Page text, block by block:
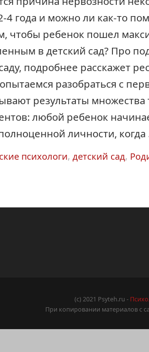
4 года и можно ли как-то
чтобы ребенок пошел
в детский сад? Про
подробнее расскажет
разобраться с
результаты множества
любой ребенок
личности,
психологи, детский сад,
(c) 2021 Psyteh.ru -
При копировании материалов с